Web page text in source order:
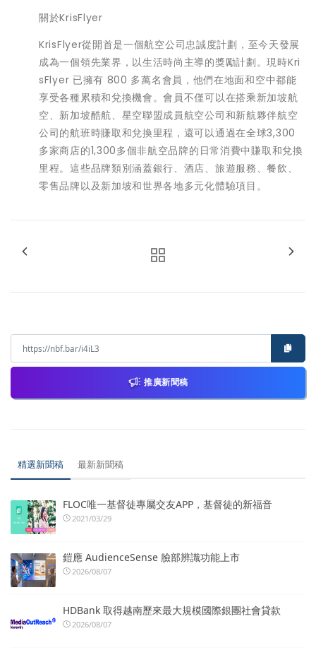
關於KrisFlyer
KrisFlyer從開首是一個航空公司忠誠度計劃，至今天發展
成為一個領先業界，以生活時尚主導的獎勵計劃。現時Kri
sFlyer 已擁有 800 多萬名會員，他們在地面和空中都能
享受各種累積和兌換機會。會員不僅可以在搭乘新加坡航
空、新加坡酷航、星空聯盟成員航空公司和新航夥伴航空
公司的航班時賺取和兌換里程，還可以通過在全球3,300
多家商店的1,300多個非航空品牌的日常消費中賺取和兌換
里程。這些品牌類別涵蓋銀行、酒店、旅遊服務、餐飲、
零售品牌以及新加坡和世界各地多元化體驗項目。
推廣新聞稿
精選新聞稿 最新新聞稿
FLOC唯一基督徒專屬交友APP，基督徒的新福音
2021/03/29
鎧應 AudienceSense 臉部辨識功能上市
2026/08/07
HDBank 取得越南歷來最大規模國際銀團社會貸款
2026/08/07